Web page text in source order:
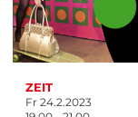
ZEIT
Fr 24.2.2023